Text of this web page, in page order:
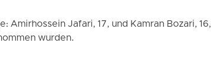
Jafari, 17, und Kamran Bozari, 16,
wurden.